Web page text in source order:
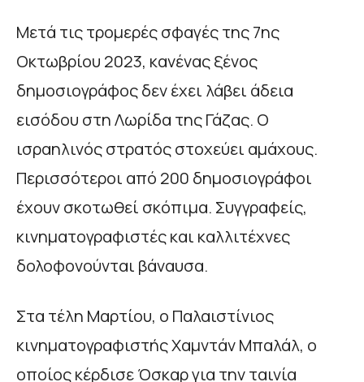
Μετά τις τρομερές σφαγές της 7ης
Οκτωβρίου 2023, κανένας ξένος
δημοσιογράφος δεν έχει λάβει άδεια
εισόδου στη Λωρίδα της Γάζας. Ο
ισραηλινός στρατός στοχεύει αμάχους.
Περισσότεροι από 200 δημοσιογράφοι
έχουν σκοτωθεί σκόπιμα. Συγγραφείς,
κινηματογραφιστές και καλλιτέχνες
δολοφονούνται βάναυσα.
Στα τέλη Μαρτίου, ο Παλαιστίνιος
κινηματογραφιστής Χαμντάν Μπαλάλ, ο
οποίος κέρδισε Όσκαρ για την ταινία